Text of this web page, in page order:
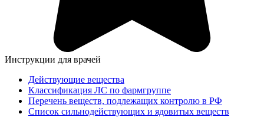
Инструкции для врачей
Действующие вещества
Классификация ЛС по фармгруппе
Перечень веществ, подлежащих контролю в РФ
Список сильнодействующих и ядовитых веществ